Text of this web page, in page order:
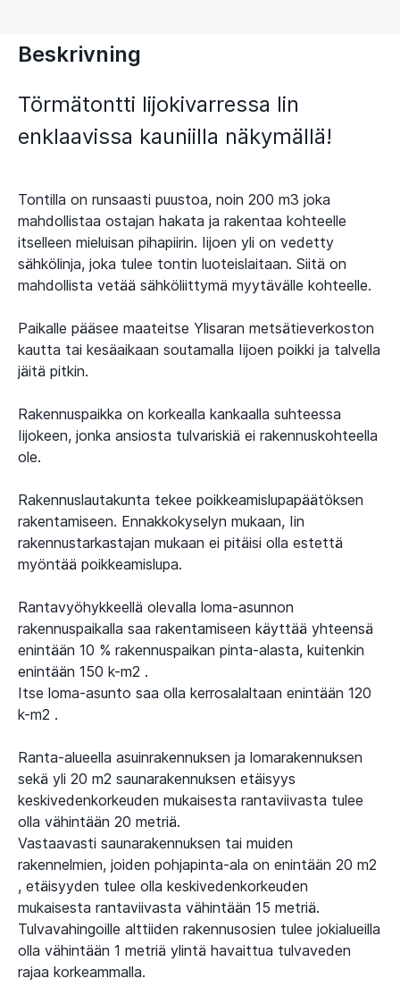
Beskrivning
Törmätontti Iijokivarressa Iin
enklaavissa kauniilla näkymällä!
Tontilla on runsaasti puustoa, noin 200 m3 joka
mahdollistaa ostajan hakata ja rakentaa kohteelle
itselleen mieluisan pihapiirin. Iijoen yli on vedetty
sähkölinja, joka tulee tontin luoteislaitaan. Siitä on
mahdollista vetää sähköliittymä myytävälle kohteelle.
Paikalle pääsee maateitse Ylisaran metsätieverkoston
kautta tai kesäaikaan soutamalla Iijoen poikki ja talvella
jäitä pitkin.
Rakennuspaikka on korkealla kankaalla suhteessa
Iijokeen, jonka ansiosta tulvariskiä ei rakennuskohteella
ole.
Rakennuslautakunta tekee poikkeamislupapäätöksen
rakentamiseen. Ennakkokyselyn mukaan, Iin
rakennustarkastajan mukaan ei pitäisi olla estettä
myöntää poikkeamislupa.
Rantavyöhykkeellä olevalla loma-asunnon
rakennuspaikalla saa rakentamiseen käyttää yhteensä
enintään 10 % rakennuspaikan pinta-alasta, kuitenkin
enintään 150 k-m2 .
Itse loma-asunto saa olla kerrosalaltaan enintään 120
k-m2 .
Ranta-alueella asuinrakennuksen ja lomarakennuksen
sekä yli 20 m2 saunarakennuksen etäisyys
keskivedenkorkeuden mukaisesta rantaviivasta tulee
olla vähintään 20 metriä.
Vastaavasti saunarakennuksen tai muiden
rakennelmien, joiden pohjapinta-ala on enintään 20 m2
, etäisyyden tulee olla keskivedenkorkeuden
mukaisesta rantaviivasta vähintään 15 metriä.
Tulvavahingoille alttiiden rakennusosien tulee jokialueilla
olla vähintään 1 metriä ylintä havaittua tulvaveden
rajaa korkeammalla.